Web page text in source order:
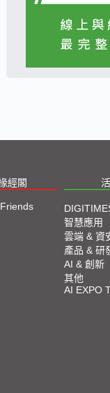
經閣
智慧應用
雲端 & 資
產品 & 研
AI & 創新
其他
AI EXPO